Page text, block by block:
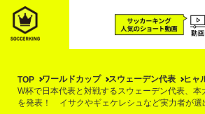
TOP ワールドカップ スウェーデン代表
ヒャ
W杯で日本代表と対戦するスウェーデン代表、本
を発表！ イサクやギェケレシュなど実力者が選